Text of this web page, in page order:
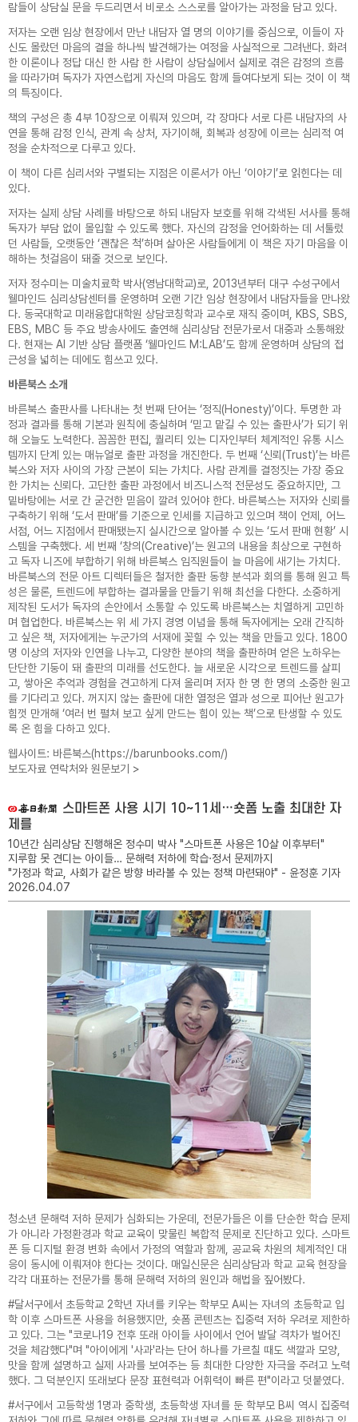
람들이 상담실 문을 두드리면서 비로소 스스로를 알아가는 과정을 담고 있다.
저자는 오랜 임상 현장에서 만난 내담자 열 명의 이야기를 중심으로, 이들이 자
신도 몰랐던 마음의 결을 하나씩 발견해가는 여정을 사실적으로 그려낸다. 화려
한 이론이나 정답 대신 한 사람 한 사람이 상담실에서 실제로 겪은 감정의 흐름
을 따라가며 독자가 자연스럽게 자신의 마음도 함께 들여다보게 되는 것이 이 책
의 특징이다.
책의 구성은 총 4부 10장으로 이뤄져 있으며, 각 장마다 서로 다른 내담자의 사
연을 통해 감정 인식, 관계 속 상처, 자기이해, 회복과 성장에 이르는 심리적 여
정을 순차적으로 다루고 있다.
이 책이 다른 심리서와 구별되는 지점은 이론서가 아닌 ‘이야기’로 읽힌다는 데
있다.
저자는 실제 상담 사례를 바탕으로 하되 내담자 보호를 위해 각색된 서사를 통해
독자가 부담 없이 몰입할 수 있도록 했다. 자신의 감정을 언어화하는 데 서툴렀
던 사람들, 오랫동안 ‘괜찮은 척’하며 살아온 사람들에게 이 책은 자기 마음을 이
해하는 첫걸음이 돼줄 것으로 보인다.
저자 정수미는 미술치료학 박사(영남대학교)로, 2013년부터 대구 수성구에서
웰마인드 심리상담센터를 운영하며 오랜 기간 임상 현장에서 내담자들을 만나왔
다. 동국대학교 미래융합대학원 상담코칭학과 교수로 재직 중이며, KBS, SBS,
EBS, MBC 등 주요 방송사에도 출연해 심리상담 전문가로서 대중과 소통해왔
다. 현재는 AI 기반 상담 플랫폼 ‘웰마인드 M:LAB’도 함께 운영하며 상담의 접
근성을 넓히는 데에도 힘쓰고 있다.
바른북스 소개
바른북스 출판사를 나타내는 첫 번째 단어는 ‘정직(Honesty)’이다. 투명한 과
정과 결과를 통해 기본과 원칙에 충실하며 ‘믿고 맡길 수 있는 출판사’가 되기 위
해 오늘도 노력한다. 꼼꼼한 편집, 퀄리티 있는 디자인부터 체계적인 유통 시스
템까지 단계 있는 매뉴얼로 출판 과정을 개진한다. 두 번째 ‘신뢰(Trust)’는 바른
북스와 저자 사이의 가장 근본이 되는 가치다. 사람 관계를 결정짓는 가장 중요
한 가치는 신뢰다. 고단한 출판 과정에서 비즈니스적 전문성도 중요하지만, 그
밑바탕에는 서로 간 굳건한 믿음이 깔려 있어야 한다. 바른북스는 저자와 신뢰를
구축하기 위해 ‘도서 판매’를 기준으로 인세를 지급하고 있으며 책이 언제, 어느
서점, 어느 지점에서 판매됐는지 실시간으로 알아볼 수 있는 ‘도서 판매 현황’ 시
스템을 구축했다. 세 번째 ‘창의(Creative)’는 원고의 내용을 최상으로 구현하
고 독자 니즈에 부합하기 위해 바른북스 임직원들이 늘 마음에 새기는 가치다.
바른북스의 전문 아트 디렉터들은 철저한 출판 동향 분석과 회의를 통해 원고 특
성은 물론, 트렌드에 부합하는 결과물을 만들기 위해 최선을 다한다. 소중하게
제작된 도서가 독자의 손안에서 소통할 수 있도록 바른북스는 치열하게 고민하
며 협업한다. 바른북스는 위 세 가지 경영 이념을 통해 독자에게는 오래 간직하
고 싶은 책, 저자에게는 누군가의 서재에 꽂힐 수 있는 책을 만들고 있다. 1800
명 이상의 저자와 인연을 나누고, 다양한 분야의 책을 출판하며 얻은 노하우는
단단한 기둥이 돼 출판의 미래를 선도한다. 늘 새로운 시각으로 트렌드를 살피
고, 쌓아온 추억과 경험을 견고하게 다져 올리며 저자 한 명 한 명의 소중한 원고
를 기다리고 있다. 꺼지지 않는 출판에 대한 열정은 열과 성으로 피어난 원고가
힘껏 만개해 ‘여러 번 펼쳐 보고 싶게 만드는 힘이 있는 책’으로 탄생할 수 있도
록 온 힘을 다하고 있다.
웹사이트: 바른북스(https://barunbooks.com/)
보도자료 연락처와 원문보기 >
스마트폰 사용 시기 10~11세…숏폼 노출 최대한 자
제를
10년간 심리상담 진행해온 정수미 박사 "스마트폰 사용은 10살 이후부터"
지루함 못 견디는 아이들… 문해력 저하에 학습·정서 문제까지
"가정과 학교, 사회가 같은 방향 바라볼 수 있는 정책 마련돼야" - 윤정훈 기자
2026.04.07
청소년 문해력 저하 문제가 심화되는 가운데, 전문가들은 이를 단순한 학습 문제
가 아니라 가정환경과 학교 교육이 맞물린 복합적 문제로 진단하고 있다. 스마트
폰 등 디지털 환경 변화 속에서 가정의 역할과 함께, 공교육 차원의 체계적인 대
응이 동시에 이뤄져야 한다는 것이다. 매일신문은 심리상담과 학교 교육 현장을
각각 대표하는 전문가를 통해 문해력 저하의 원인과 해법을 짚어봤다.
#달서구에서 초등학교 2학년 자녀를 키우는 학부모 A씨는 자녀의 초등학교 입
학 이후 스마트폰 사용을 허용했지만, 숏폼 콘텐츠는 집중력 저하 우려로 제한하
고 있다. 그는 "코로나19 전후 또래 아이들 사이에서 언어 발달 격차가 벌어진
것을 체감했다"며 "아이에게 '사과'라는 단어 하나를 가르칠 때도 색깔과 모양,
맛을 함께 설명하고 실제 사과를 보여주는 등 최대한 다양한 자극을 주려고 노력
했다. 그 덕분인지 또래보다 문장 표현력과 어휘력이 빠른 편"이라고 덧붙였다.
#서구에서 고등학생 1명과 중학생, 초등학생 자녀를 둔 학부모 B씨 역시 집중력